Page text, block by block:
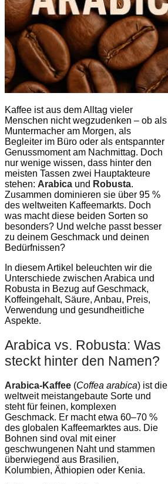
Kaffee ist aus dem Alltag vieler
Menschen nicht wegzudenken – ob als
Muntermacher am Morgen, als
Begleiter im Büro oder als entspannter
Genussmoment am Nachmittag. Doch
nur wenige wissen, dass hinter den
meisten Tassen zwei Hauptakteure
stehen: Arabica und Robusta.
Zusammen dominieren sie über 95 %
des weltweiten Kaffeemarkts. Doch
was macht diese beiden Sorten so
besonders? Und welche passt besser
zu deinem Geschmack und deinen
Bedürfnissen?
In diesem Artikel beleuchten wir die
Unterschiede zwischen Arabica und
Robusta in Bezug auf Geschmack,
Koffeingehalt, Säure, Anbau, Preis,
Verwendung und gesundheitliche
Aspekte.
Arabica vs. Robusta: Was
steckt hinter den Namen?
Arabica-Kaffee (Coffea arabica) ist die
weltweit meistangebaute Sorte und
steht für feinen, komplexen
Geschmack. Er macht etwa 60–70 %
des globalen Kaffeemarktes aus. Die
Bohnen sind oval mit einer
geschwungenen Naht und stammen
überwiegend aus Brasilien,
Kolumbien, Äthiopien oder Kenia.